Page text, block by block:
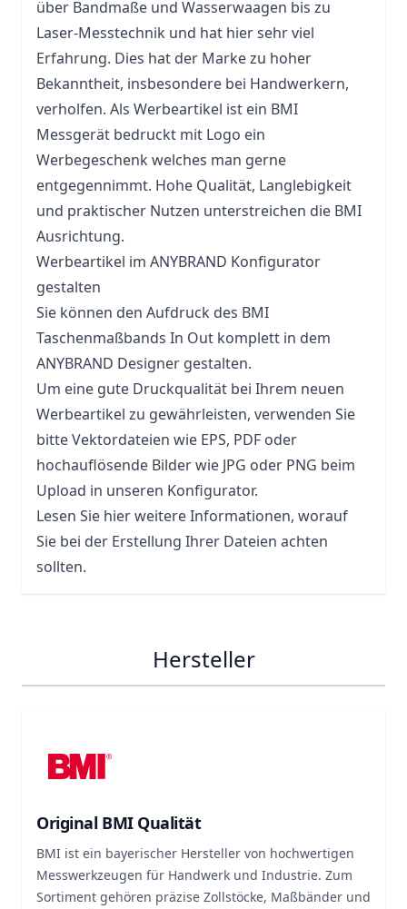
über Bandmaße und Wasserwaagen bis zu
Laser-Messtechnik und hat hier sehr viel
Erfahrung. Dies hat der Marke zu hoher
Bekanntheit, insbesondere bei Handwerkern,
verholfen. Als Werbeartikel ist ein BMI
Messgerät bedruckt mit Logo ein
Werbegeschenk welches man gerne
entgegennimmt. Hohe Qualität, Langlebigkeit
und praktischer Nutzen unterstreichen die BMI
Ausrichtung.
Werbeartikel im ANYBRAND Konfigurator
gestalten
Sie können den Aufdruck des BMI
Taschenmaßbands In Out komplett in dem
ANYBRAND Designer gestalten.
Um eine gute Druckqualität bei Ihrem neuen
Werbeartikel zu gewährleisten, verwenden Sie
bitte Vektordateien wie EPS, PDF oder
hochauflösende Bilder wie JPG oder PNG beim
Upload in unseren Konfigurator.
Lesen Sie hier weitere Informationen, worauf
Sie bei der Erstellung Ihrer Dateien achten
sollten.
Hersteller
Original BMI Qualität
BMI ist ein bayerischer Hersteller von hochwertigen
Messwerkzeugen für Handwerk und Industrie. Zum
Sortiment gehören präzise Zollstöcke, Maßbänder und